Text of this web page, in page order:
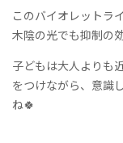
このバイオレットラ
木陰の光でも抑制の
子どもは大人よりも
をつけながら、意識
ね🍀